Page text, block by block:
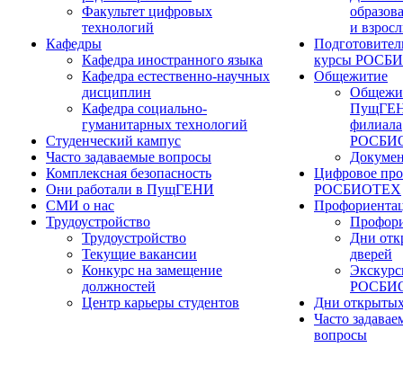
Факультет цифровых
технологий
Кафедры
Кафедра иностранного языка
Кафедра естественно-научных
дисциплин
Кафедра социально-
гуманитарных технологий
Студенческий кампус
Часто задаваемые вопросы
Комплексная безопасность
Они работали в ПущГЕНИ
СМИ о нас
Трудоустройство
Трудоустройство
Текущие вакансии
Конкурс на замещение
должностей
Центр карьеры студентов
и
курсы
Общежитие
филиала
Цифровое
РОСБИОТЕХ
Дни
дверей
Дни
Часто
вопросы